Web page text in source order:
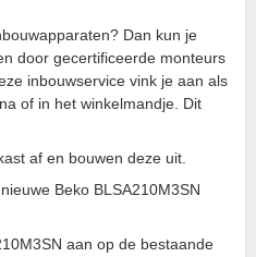
Dan kun je
door gecertificeerde monteurs
inbouwservice vink je aan als
of in het winkelmandje. Dit
af en bouwen deze uit.
Beko BLSA210M3SN
aan op de bestaande